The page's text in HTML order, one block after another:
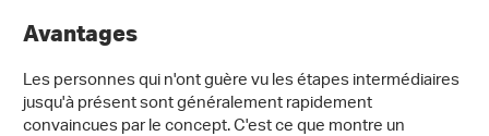
Avantages
Les personnes qui n'ont guère vu les étapes intermédiaires
jusqu'à présent sont généralement rapidement
convaincues par le concept. C'est ce que montre un